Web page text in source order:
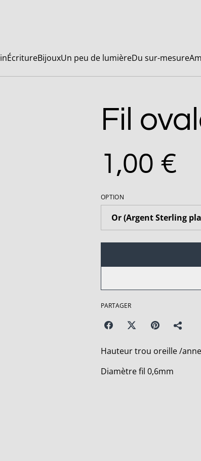
ÉcritureBijouxUn peu de lumièreDu sur-mesure
Fil
1,00 €
OPTION
PARTAGER
Hauteur trou oreille /
Diamètre fil 0,6mm